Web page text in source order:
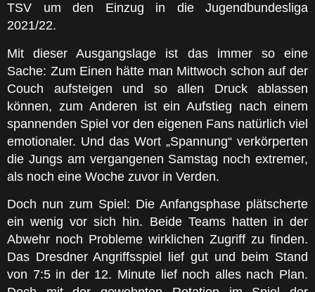
TSV um den Einzug in die Jugendbundesliga
2021/22.
Mit dieser Ausgangslage ist das immer so eine
Sache: Zum Einen hätte man Mittwoch schon auf der
Couch aufsteigen und so allen Druck ablassen
können, zum Anderen ist ein Aufstieg nach einem
spannenden Spiel vor den eigenen Fans natürlich viel
emotionaler. Und das Wort „Spannung“ verkörperten
die Jungs am vergangenen Samstag noch extremer,
als noch eine Woche zuvor in Verden.
Doch nun zum Spiel: Die Anfangsphase plätscherte
ein wenig vor sich hin. Beide Teams hatten in der
Abwehr noch Probleme wirklichen Zugriff zu finden.
Das Dresdner Angriffsspiel lief gut und beim Stand
von 7:5 in der 12. Minute lief noch alles nach Plan.